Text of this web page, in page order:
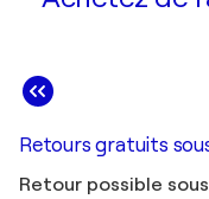
Retours gratuits
Retour possible